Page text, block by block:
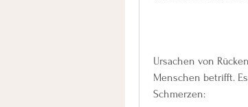
Ursachen von
Menschen betrifft.
Schmerzen: